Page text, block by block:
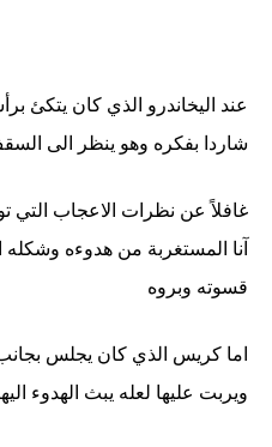
عند اليخاندرو الذي كان يتكئ
شاردا بفكره وهو ينظر الى
غافلاً عن نظرات الاعجاب التي
آنا المستغربة من هدوءه وشكله
قسوته وبروه
اما كريس الذي كان يجلس بجانب
ويربت عليها لعله يبث الهدوء